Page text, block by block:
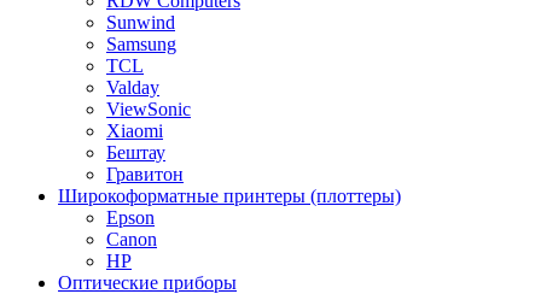
Sunwind
Samsung
TCL
Valday
ViewSonic
Xiaomi
Бештау
Гравитон
Широкоформатные принтеры (плоттеры)
Epson
Canon
HP
Оптические приборы